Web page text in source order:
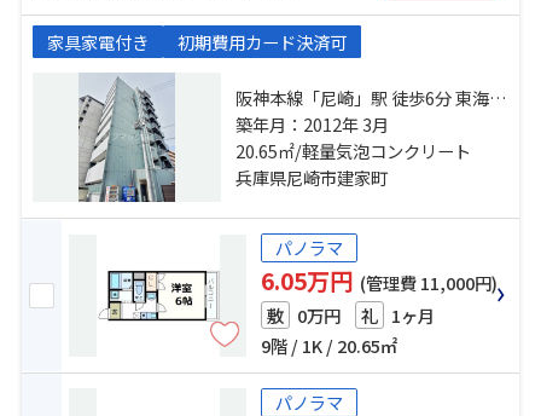
家具家電付き 初期費用カード決済可
阪神本線「尼崎」駅 徒歩6分 東海道
本線「尼崎」駅 徒歩37分 阪神本線
「出屋敷」駅 徒歩7分
築年月：2012年 3月
20.65㎡/軽量気泡コンクリート
兵庫県尼崎市建家町
パノラマ
6.05万円 (管理費 11,000円)
敷 0万円 礼 1ヶ月
9階 / 1K / 20.65㎡
パノラマ